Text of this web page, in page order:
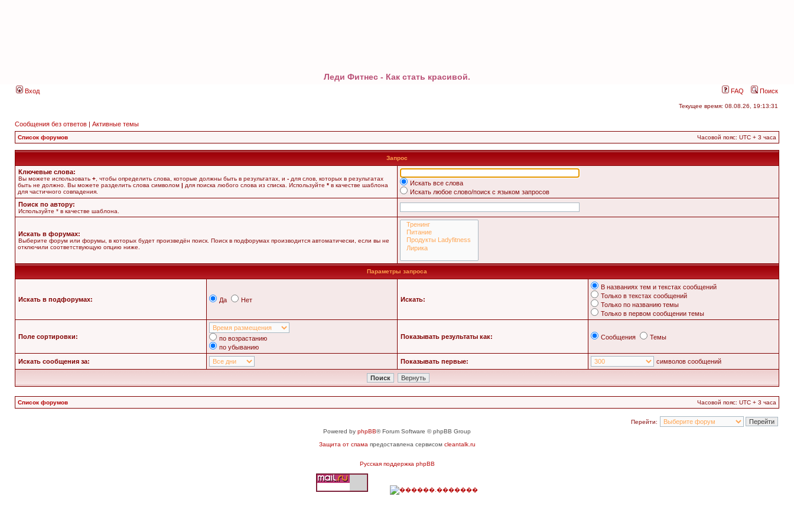
Леди Фитнес - Как стать красивой.
Вход FAQ Поиск
Текущее время: 08.08.26, 19:13:31
Сообщения без ответов | Активные темы
Список форумов Часовой пояс: UTC + 3 часа
Запрос
Ключевые слова:
Вы можете использовать + , чтобы определить слова, которые должны быть в результатах, и - для слов, которых в результатах
быть не должно. Вы можете разделить слова символом | для поиска любого слова из списка. Используйте * в качестве шаблона
для частичного совпадения.
Искать все слова
Искать любое слово/поиск с языком запросов
Поиск по автору:
Используйте * в качестве шаблона.
Искать в форумах:
Выберите форум или форумы, в которых будет произведён поиск. Поиск в подфорумах производится автоматически, если вы не
отключили соответствующую опцию ниже.
Параметры запроса
Искать в подфорумах: Да Нет Искать:
В названиях тем и текстах сообщений
Только в текстах сообщений
Только по названию темы
Только в первом сообщении темы
Поле сортировки:
по возрастанию
по убыванию
Показывать результаты как: Сообщения Темы
Искать сообщения за: Показывать первые: символов сообщений
Список форумов Часовой пояс: UTC + 3 часа
Перейти:
Powered by phpBB® Forum Software © phpBB Group
Защита от спама предоставлена сервисом cleantalk.ru
Русская поддержка phpBB